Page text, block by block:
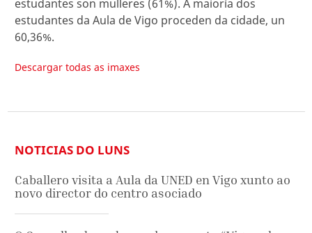
estudantes son mulleres (61%). A maioría dos
estudantes da Aula de Vigo proceden da cidade, un
60,36%.
Descargar todas as imaxes
NOTICIAS DO LUNS
Caballero visita a Aula da UNED en Vigo xunto ao
novo director do centro asociado